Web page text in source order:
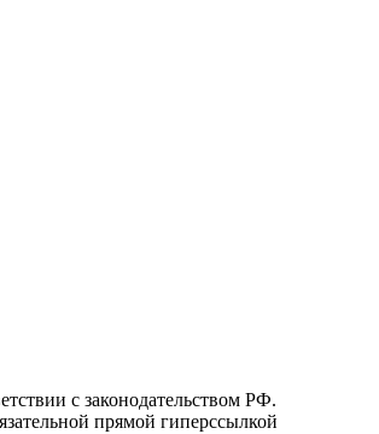
с законодательством РФ.
прямой гиперссылкой